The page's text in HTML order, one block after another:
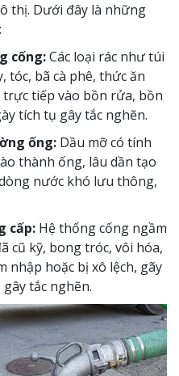
thị. Dưới đây là những
cống:Các loại rác như túi
tóc, bã cà phê, thức ăn
tiếp vào bồn rửa, bồn
tích tụ gây tắc nghẽn.
ống: Dầu mỡ có tính
thành ống, lâu dần tạo
nước khó lưu thông,
cấp: Hệ thống cống ngầm
cũ kỹ, bong tróc, vôi hóa,
nhập hoặc bị xô lệch, gãy
tắc nghẽn.